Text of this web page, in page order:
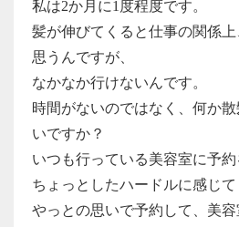
私は2か月に1度程度です。
髪が伸びてくると仕事の関係
思うんですが、
なかなか行けないんです。
時間がないのではなく、何か
いですか？
いつも行っている美容室に予
ちょっとしたハードルに感じて
やっとの思いで予約して、美